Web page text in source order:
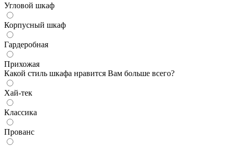
Угловой шкаф
Корпусный шкаф
Гардеробная
Прихожая
Какой стиль шкафа нравится Вам больше всего?
Хай-тек
Классика
Прованс